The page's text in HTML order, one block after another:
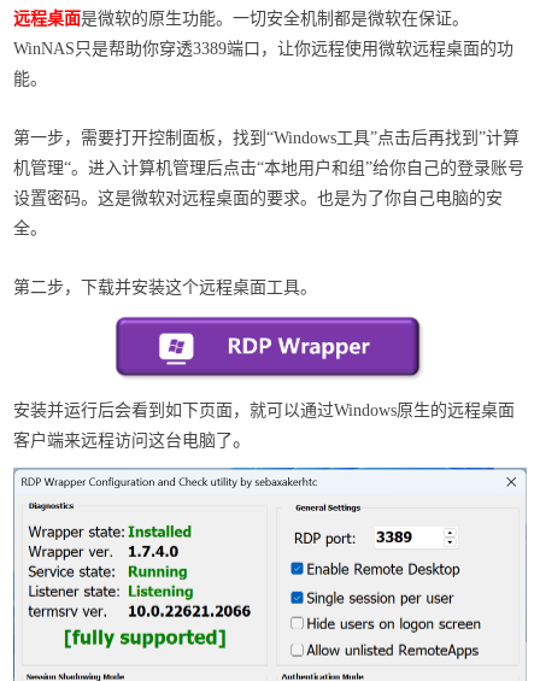
远程桌面是微软的原生功能。一切安全机制都是微软在保证。
WinNAS只是帮助你穿透3389端口，让你远程使用微软远程桌面的功
能。
第一步，需要打开控制面板，找到“Windows工具”点击后再找到”计算
机管理“。进入计算机管理后点击“本地用户和组”给你自己的登录账号
设置密码。这是微软对远程桌面的要求。也是为了你自己电脑的安
全。
第二步，下载并安装这个远程桌面工具。
安装并运行后会看到如下页面，就可以通过Windows原生的远程桌面
客户端来远程访问这台电脑了。